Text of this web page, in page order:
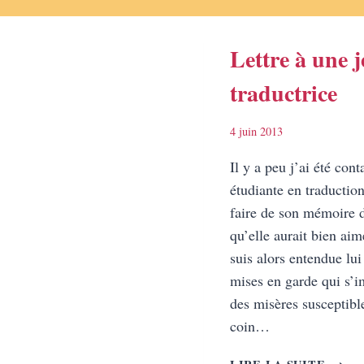
Lettre à une
traductrice
4 juin 2013
Il y a peu j’ai été
étudiante en
faire de son mémoire
qu’elle aurait bien
suis alors entendue
mises en garde qui
des misères
coin…